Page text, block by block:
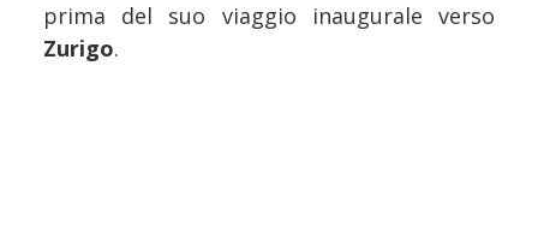
prima del suo viaggio inaugurale verso
Zurigo.